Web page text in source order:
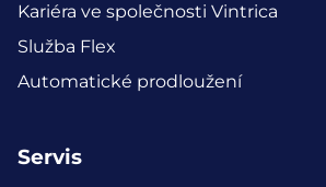
Kariéra ve společnosti Vintrica
Služba Flex
Automatické prodloužení
Servis